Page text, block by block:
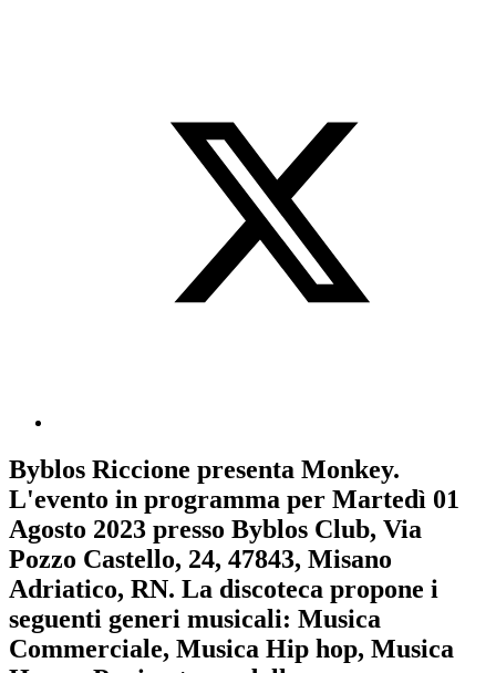
Byblos Riccione presenta Monkey.
L'evento in programma per Martedì 01
Agosto 2023 presso Byblos Club, Via
Pozzo Castello, 24, 47843, Misano
Adriatico, RN. La discoteca propone i
seguenti generi musicali: Musica
Commerciale, Musica Hip hop, Musica